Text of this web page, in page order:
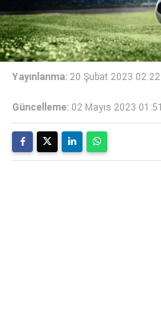
Yayınlanma: 20 Şubat 2023 02:22
Güncelleme: 02 Mayıs 2023 01:51